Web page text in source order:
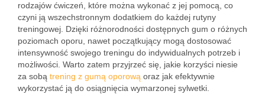
rodzajów ćwiczeń, które można wykonać z jej pomocą, co
czyni ją wszechstronnym dodatkiem do każdej rutyny
treningowej. Dzięki różnorodności dostępnych gum o różnych
poziomach oporu, nawet początkujący mogą dostosować
intensywność swojego treningu do indywidualnych potrzeb i
możliwości. Warto zatem przyjrzeć się, jakie korzyści niesie
za sobą trening z gumą oporową oraz jak efektywnie
wykorzystać ją do osiągnięcia wymarzonej sylwetki.